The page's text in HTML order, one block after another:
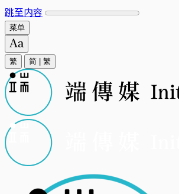
跳至内容
菜单
繁 简 繁